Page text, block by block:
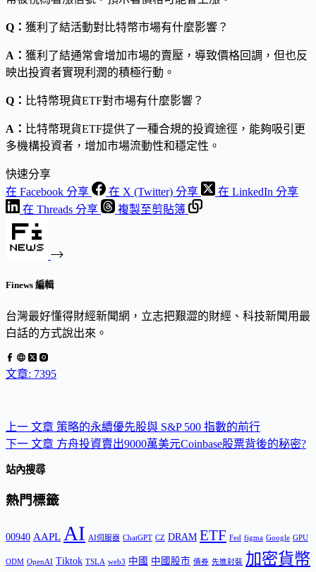
Q： 獲利了結活動對比特幣市場有什麼影響？
A： 獲利了結通常會增加市場的賣壓，導致價格回調，但也反
映出投資者實現利潤的積極行動。
Q： 比特幣現貨ETF對市場有什麼影響？
A： 比特幣現貨ETF提供了一種合規的投資途徑，能夠吸引更
多機構投資者，增加市場流動性和穩定性。
快速分享
在 Facebook 分享
在 X (Twitter) 分享
在 LinkedIn 分享
在 Threads 分享
複製至剪貼簿
Finews 編輯
台灣最好懂得財經新聞網，立志把艱澀的財經、科技新聞用最
白話的方式說出來。
文章: 7395
上一 文章 策略的永續優先股與 S&P 500 指數的前行
下一 文章 方舟投資賣出9000萬美元Coinbase股票背後的秘密?
站內搜尋
熱門標籤
00940 AAPL AI AI伺服器 ChatGPT CZ DRAM ETF Fed figma Google GPU
ODM OpenAI Tiktok TSLA web3 中國 中國股市 債券 先進封裝 加密貨幣